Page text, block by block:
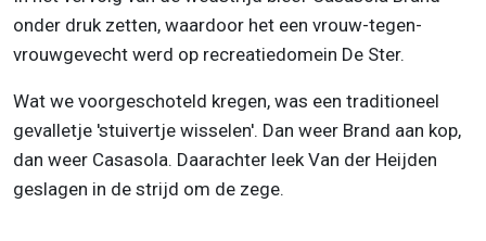
onder druk zetten, waardoor het een vrouw-tegen-
vrouwgevecht werd op recreatiedomein De Ster.
Wat we voorgeschoteld kregen, was een traditioneel
gevalletje 'stuivertje wisselen'. Dan weer Brand aan kop,
dan weer Casasola. Daarachter leek Van der Heijden
geslagen in de strijd om de zege.